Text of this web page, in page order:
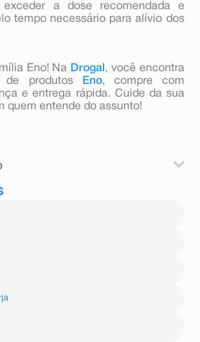
a dose recomendada e
tempo necessário para alívio dos
Eno! Na Drogal , você encontra
de produtos
Eno, compre com
e entrega rápida. Cuide da sua
quem entende do assunto!
Agitar antes de usar. 5 a 15ml
Oral. Agitar antes de usar. 30 a 60